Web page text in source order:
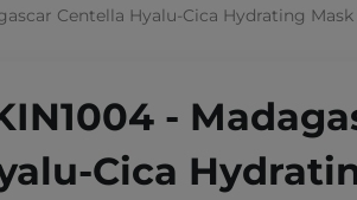
Centella Hyalu-Cica Hydrating Mask -
-
Cica